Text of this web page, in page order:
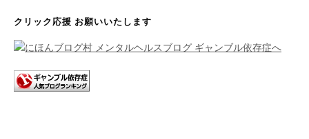
ー
シ
ョ
ン
クリック応援 お願いいたします